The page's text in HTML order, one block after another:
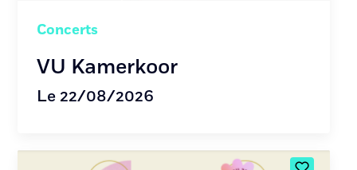
Concerts
VU Kamerkoor
Le 22/08/2026